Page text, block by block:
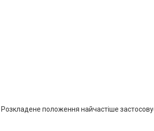
положення найчастіше